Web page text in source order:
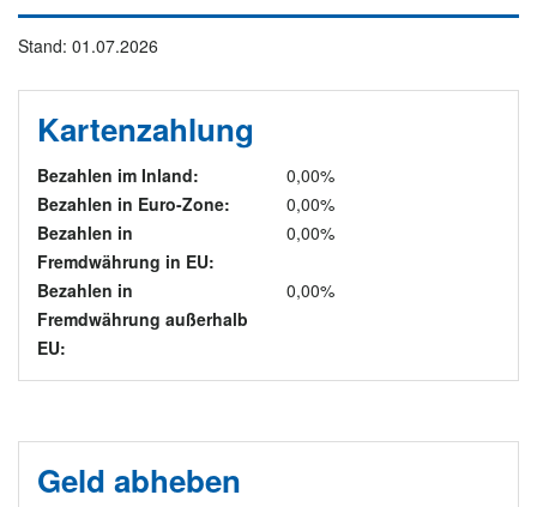
Stand: 01.07.2026
Kartenzahlung
Bezahlen im Inland:
0,00%
Bezahlen in Euro-Zone:
0,00%
Bezahlen in
Fremdwährung in EU:
0,00%
Bezahlen in
Fremdwährung außerhalb
EU:
0,00%
Geld abheben